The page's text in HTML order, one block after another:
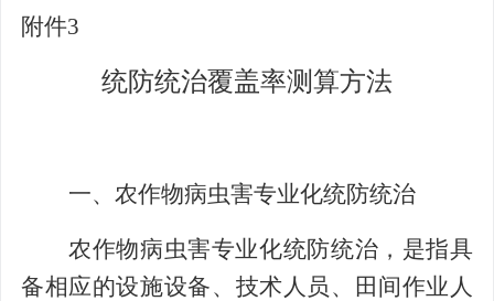
附件3
统防统治覆盖率测算方法
一、农作物病虫害专业化统防统治
农作物病虫害专业化统防统治，是指具
备相应的设施设备、技术人员、田间作业人